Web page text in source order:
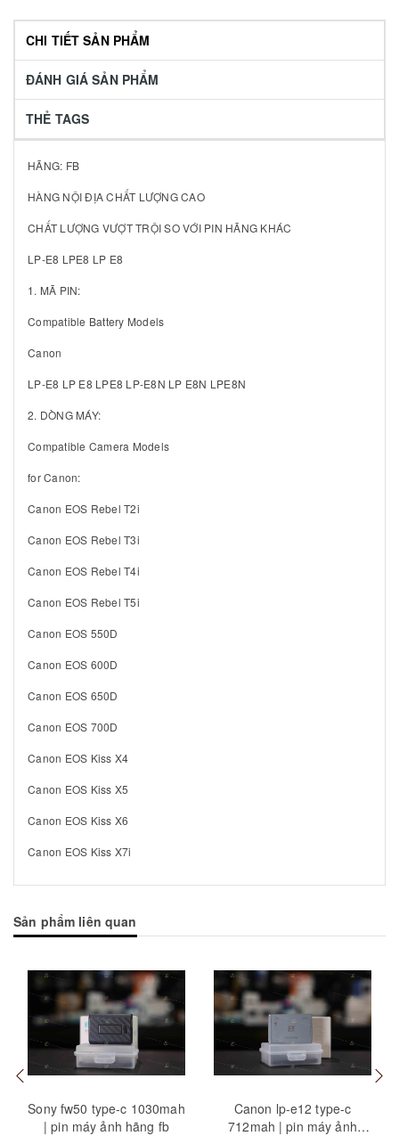
CHI TIẾT SẢN PHẨM
ĐÁNH GIÁ SẢN PHẨM
THẺ TAGS
HÃNG: FB
HÀNG NỘI ĐỊA CHẤT LƯỢNG CAO
CHẤT LƯỢNG VƯỢT TRỘI SO VỚI PIN HÃNG KHÁC
LP-E8 LPE8 LP E8
1. MÃ PIN:
Compatible Battery Models
Canon
LP-E8 LP E8 LPE8 LP-E8N LP E8N LPE8N
2. DÒNG MÁY:
Compatible Camera Models
for Canon:
Canon EOS Rebel T2i
Canon EOS Rebel T3i
Canon EOS Rebel T4i
Canon EOS Rebel T5i
Canon EOS 550D
Canon EOS 600D
Canon EOS 650D
Canon EOS 700D
Canon EOS Kiss X4
Canon EOS Kiss X5
Canon EOS Kiss X6
Canon EOS Kiss X7i
Sản phẩm liên quan
Sony fw50 type-c 1030mah
| pin máy ảnh hãng fb
Canon lp-e12 type-c
712mah | pin máy ảnh
Mua hàng Tuỳ chọn